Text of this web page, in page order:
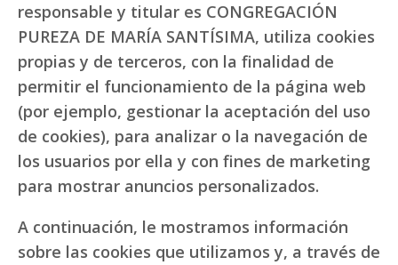
responsable y titular es CONGREGACIÓN
PUREZA DE MARÍA SANTÍSIMA, utiliza cookies
propias y de terceros, con la finalidad de
permitir el funcionamiento de la página web
(por ejemplo, gestionar la aceptación del uso
de cookies), para analizar o la navegación de
los usuarios por ella y con fines de marketing
para mostrar anuncios personalizados.
A continuación, le mostramos información
sobre las cookies que utilizamos y, a través de